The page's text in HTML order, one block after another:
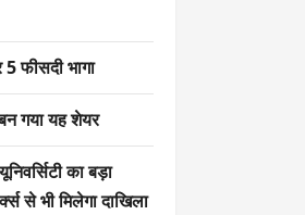
फीसदी भागा
गया यह शेयर
का बड़ा
से भी मिलेगा दाखिला